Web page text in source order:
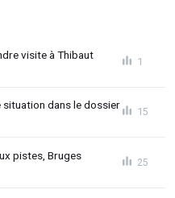
visite à Thibaut
1
situation dans le dossier
15
pistes, Bruges
25